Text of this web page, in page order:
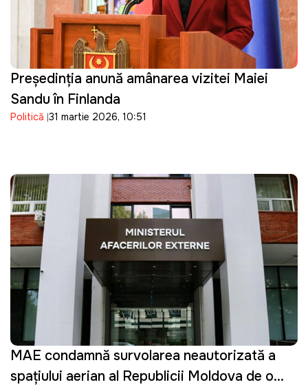
Președinția anunță amânarea vizitei Maiei
Sandu în Finlanda
Politică 31 martie 2026, 10:51
MAE condamnă survolarea neautorizată a
spațiului aerian al Republicii Moldova de o